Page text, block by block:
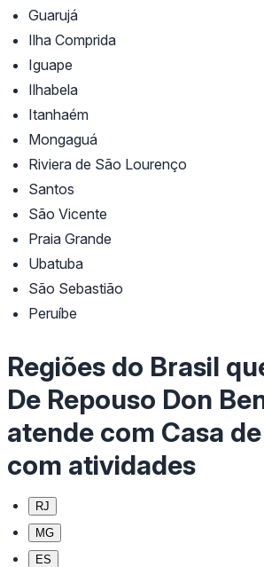
Guarujá
Ilha Comprida
Iguape
Ilhabela
Itanhaém
Mongaguá
Riviera de São Lourenço
Santos
São Vicente
Praia Grande
Ubatuba
São Sebastião
Peruíbe
Regiões do Brasil
De Repouso Don
atende com Casa
com atividades
RJ
MG
ES